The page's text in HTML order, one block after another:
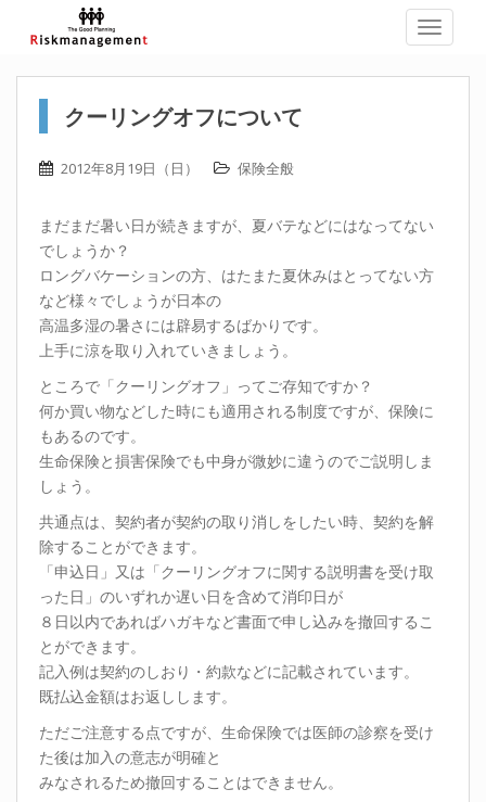
クーリングオフについて
2012年8月19日（日） 保険全般
まだまだ暑い日が続きますが、夏バテなどにはなってない
でしょうか？
ロングバケーションの方、はたまた夏休みはとってない方
など様々でしょうが日本の
高温多湿の暑さには辟易するばかりです。
上手に涼を取り入れていきましょう。
ところで「クーリングオフ」ってご存知ですか？
何か買い物などした時にも適用される制度ですが、保険に
もあるのです。
生命保険と損害保険でも中身が微妙に違うのでご説明しま
しょう。
共通点は、契約者が契約の取り消しをしたい時、契約を解
除することができます。
「申込日」又は「クーリングオフに関する説明書を受け取
った日」のいずれか遅い日を含めて消印日が
８日以内であればハガキなど書面で申し込みを撤回するこ
とができます。
記入例は契約のしおり・約款などに記載されています。
既払込金額はお返しします。
ただご注意する点ですが、生命保険では医師の診察を受け
た後は加入の意志が明確と
みなされるため撤回することはできません。